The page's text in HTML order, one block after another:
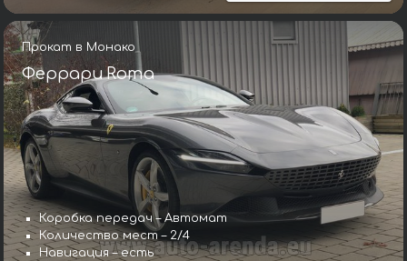
Прокат в Монако
Феррари Roma
Коробка передач – Автомат
Количество мест – 2/4
Навигация – есть